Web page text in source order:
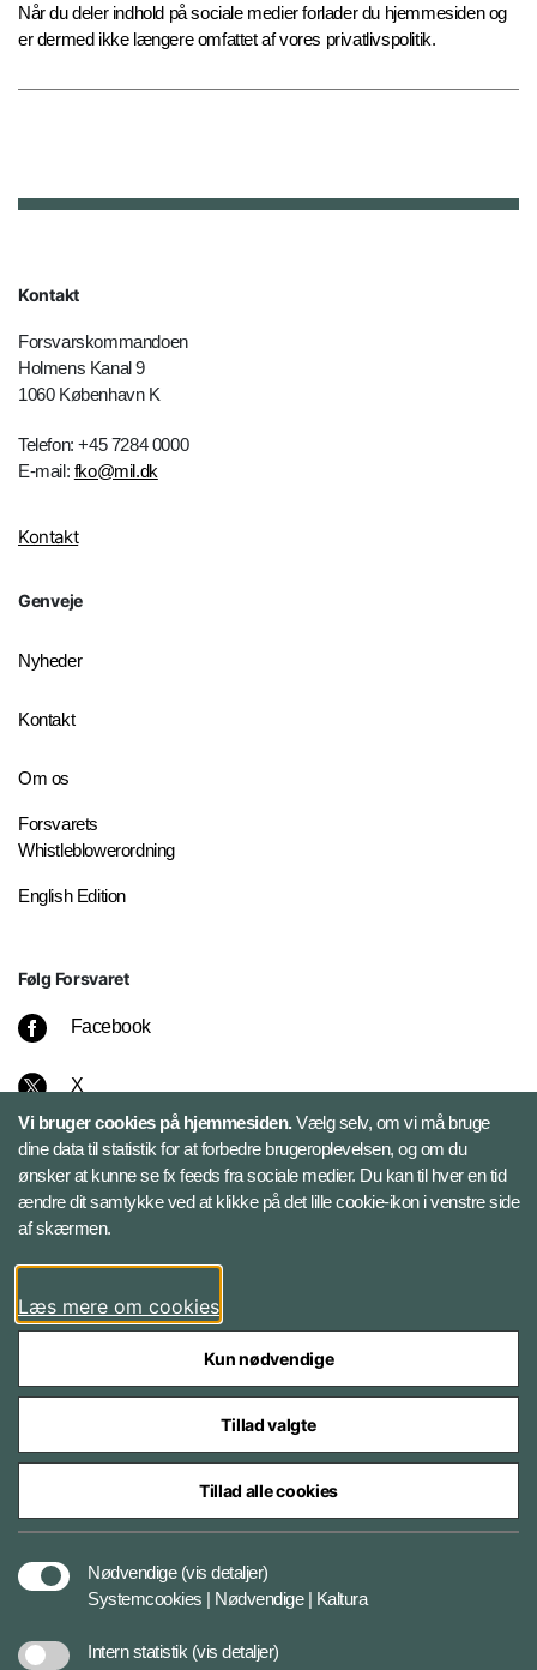
Når du deler indhold på sociale medier forlader du hjemmesiden og
er dermed ikke længere omfattet af vores privatlivspolitik.
Kontakt
Forsvarskommandoen
Holmens Kanal 9
1060 København K
Telefon: +45 7284 0000
E-mail: fko@mil.dk
Kontakt
Genveje
Nyheder
Kontakt
Om os
Forsvarets
Whistleblowerordning
English Edition
Følg Forsvaret
Facebook
X
Instagram
Bluesky
LinkedIn
Styrelser og myndigheder under Forsvarsministeriet
Vi bruger cookies på hjemmesiden.Vælg selv, om vi må bruge
dine data til statistik for at forbedre brugeroplevelsen, og om du
ønsker at kunne se fx feeds fra sociale medier. Du kan til hver en tid
ændre dit samtykke ved at klikke på det lille cookie-ikon i venstre side
af skærmen.
Læs mere om cookies
Kun nødvendige
Tillad valgte
Tillad alle cookies
Nødvendige (vis detaljer)
Systemcookies | Nødvendige | Kaltura
Intern statistik (vis detaljer)